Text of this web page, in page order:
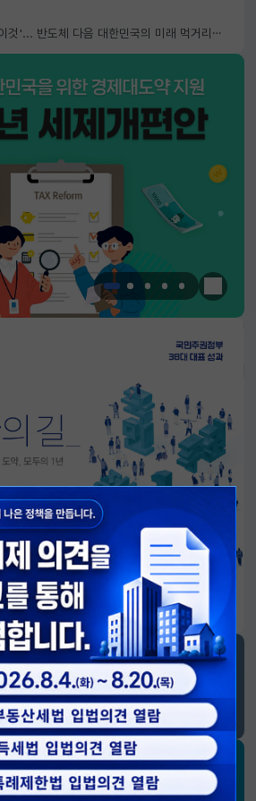
삼성, SK도 주목하는 '이것'... 반도체 다음 대한민국의 미래 먹거리는?
한눈에
-회복과 도약, 모두의 1년
재정경제부 SNS 소식
로그페이스북트위터(X)유튜브인스타그램
는 경제 리더 구윤철 장관의
SNS 채널